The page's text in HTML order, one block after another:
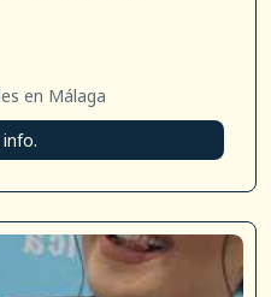
en Málaga